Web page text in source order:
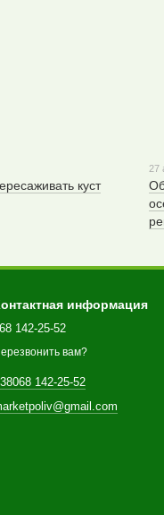
куст
27
информация
142-25-52
вам?
142-25-52